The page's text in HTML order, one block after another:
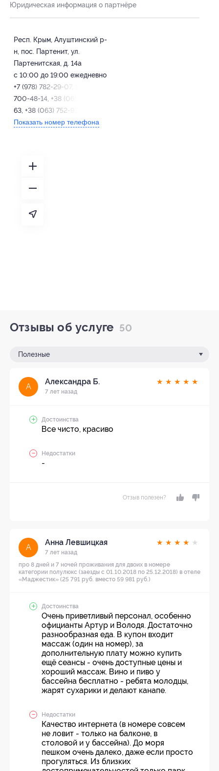
Юридическая информация о партнёре
Респ. Крым, Алуштинский р-
н, пос. Партенит, ул.
Партенитская, д. 14а
с 10:00 до 19:00 ежедневно
+7 (978) 782-29-07, 8-800-
700-48-14, +38 (065) 602-26-
63, +38 (063) 752-93-52
Показать номер телефона
Отзывы об услуге 50
Полезные
А
Александра Б.
7 лет назад
★ ★ ★ ★ ★
Достоинства
Все чисто, красиво
Недостатки
-
Отзыв полезен?
А
Анна Левшицкая
7 лет назад
★ ★ ★ ★ ★
про 8 дней и 7 ночей проживания для двоих в номере
категории полулюкс (заезды с 01.10.2018 по 25.12.2018) в отеле
«Маджестик» (25 791 руб. вместо 59 981 руб.)
Достоинства
Очень приветливый персонал, особенно
официанты Артур и Володя. Достаточно
разнообразная еда. В купон входит
массаж (один на номер), за
дополнительную плату можно купить
ещё сеансы - очень доступные цены и
хороший массаж. Вино и пиво у
бассейна бесплатно - ребята молодцы,
жарят сухарики и делают канапе.
Недостатки
Качество интернета (в номере совсем
не ловит - только на балконе, в
столовой и у бассейна). До моря
пешком очень далеко, даже если просто
прогуляться. Из близких